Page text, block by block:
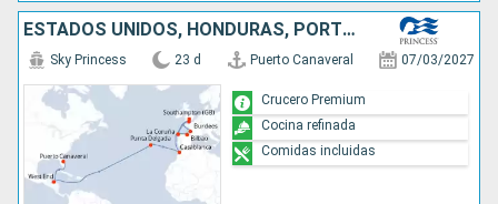
ESTADOS UNIDOS, HONDURAS, PORTUGAL, MARRUECOS, ESPAÑA, FRANCIA, REINO UNIDO
Sky Princess 23 d Puerto Canaveral 07/03/2027
Crucero Premium
Cocina refinada
Comidas incluidas